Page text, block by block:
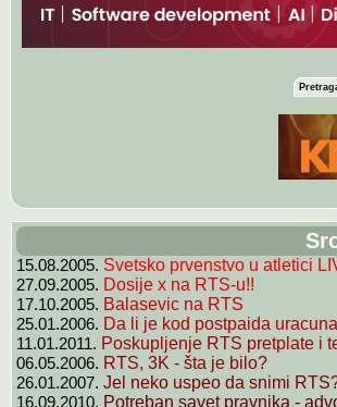
15.08.2005. Svetsko prvenstvo u atletici
27.09.2005. Dosije x na RTS-u!!
17.10.2005. Balasevic na RTS
25.01.2006. Da li je kod postpaida
11.01.2011. Poskupljenje RTS pretplate i
06.05.2006. RTS, 3K - šta je bilo?
26.01.2007. Jel neko uspeo da snimi
16.09.2010. Potreban savet pravnika -